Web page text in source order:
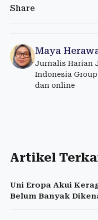
Share
Maya
Jurnalis Harian
Indonesia
dan online
Artikel
Uni Eropa Akui
Belum Banyak